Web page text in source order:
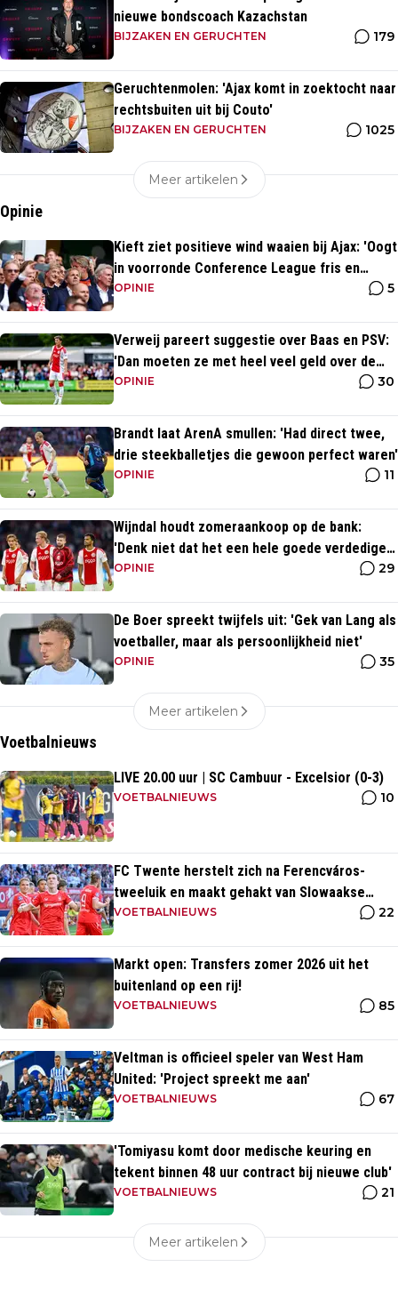
nieuwe bondscoach Kazachstan
BIJZAKEN EN GERUCHTEN 179
Geruchtenmolen: 'Ajax komt in zoektocht naar
rechtsbuiten uit bij Couto'
BIJZAKEN EN GERUCHTEN 1025
Meer artikelen
Opinie
Kieft ziet positieve wind waaien bij Ajax: 'Oogt
in voorronde Conference League fris en
energiek'
OPINIE 5
Verweij pareert suggestie over Baas en PSV:
'Dan moeten ze met heel veel geld over de
brug komen'
OPINIE 30
Brandt laat ArenA smullen: 'Had direct twee,
drie steekballetjes die gewoon perfect waren'
OPINIE 11
Wijndal houdt zomeraankoop op de bank:
'Denk niet dat het een hele goede verdediger
is'
OPINIE 29
De Boer spreekt twijfels uit: 'Gek van Lang als
voetballer, maar als persoonlijkheid niet'
OPINIE 35
Meer artikelen
Voetbalnieuws
LIVE 20.00 uur | SC Cambuur - Excelsior (0-3)
VOETBALNIEUWS 10
FC Twente herstelt zich na Ferencváros-
tweeluik en maakt gehakt van Slowaakse
opponent
VOETBALNIEUWS 22
Markt open: Transfers zomer 2026 uit het
buitenland op een rij!
VOETBALNIEUWS 85
Veltman is officieel speler van West Ham
United: 'Project spreekt me aan'
VOETBALNIEUWS 67
'Tomiyasu komt door medische keuring en
tekent binnen 48 uur contract bij nieuwe club'
VOETBALNIEUWS 21
Meer artikelen